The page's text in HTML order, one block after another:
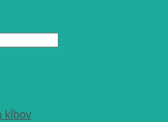
kĺbov